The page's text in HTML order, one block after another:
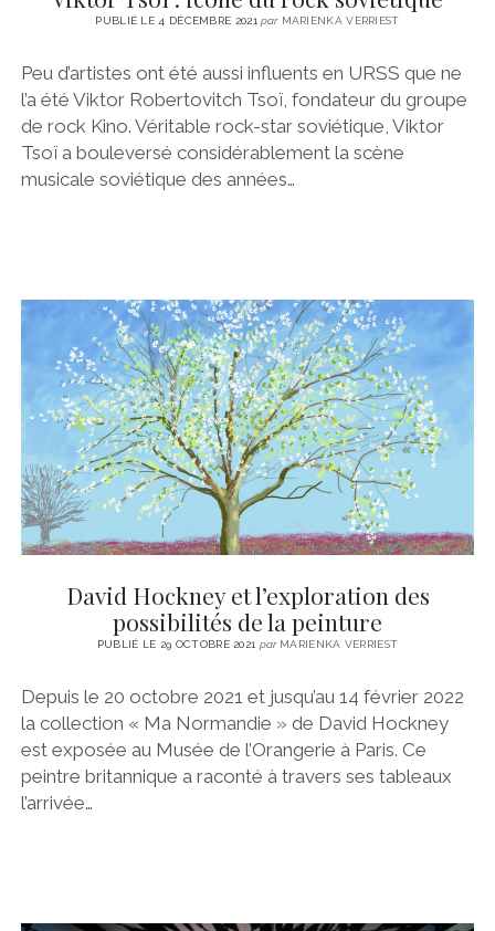
PUBLIÉ LE 4 DÉCEMBRE 2021parMARIENKA VERRIEST
Peu d’artistes ont été aussi influents en URSS que ne
l’a été Viktor Robertovitch Tsoï, fondateur du groupe
de rock Kino. Véritable rock-star soviétique, Viktor
Tsoï a bouleversé considérablement la scène
musicale soviétique des années…
David Hockney et l’exploration des
possibilités de la peinture
PUBLIÉ LE 29 OCTOBRE 2021 parMARIENKA VERRIEST
Depuis le 20 octobre 2021 et jusqu’au 14 février 2022
la collection « Ma Normandie » de David Hockney
est exposée au Musée de l’Orangerie à Paris. Ce
peintre britannique a raconté à travers ses tableaux
l’arrivée…